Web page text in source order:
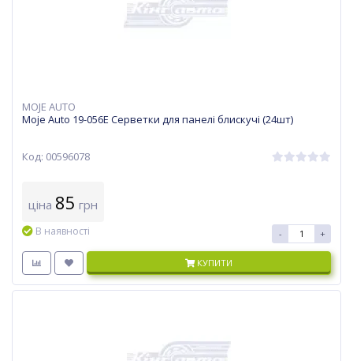
MOJE AUTO
Moje Auto 19-056E Серветки для панелі блискучі (24шт)
Код: 00596078
ціна 85 грн
В наявності - +
КУПИТИ